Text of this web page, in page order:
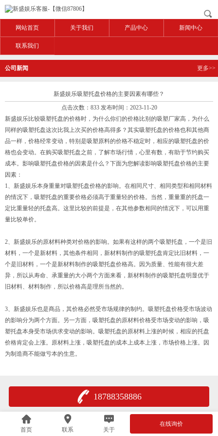
网站首页 关于我们 产品中心 新闻中心
联系我们
公司新闻 更多>>
新盛娱乐吸塑托盘价格的主要因素有哪些？
点击次数：833 发布时间：2023-11-20
新盛娱乐比较吸塑托盘的价格时，为什么你们的价格比别的吸塑厂家高，为什么
同样的吸塑托盘这次比我上次买的价格高得多？其实吸塑托盘的价格也和其他商
品一样，价格经常变动，特别是吸塑原料的价格不稳定时，相应的吸塑托盘的价
格也会变动。在购买吸塑托盘之前，了解市场行情，心里有数，有助于节约购买
成本。影响吸塑托盘价格的因素是什么？下面为您解读影响吸塑托盘价格的主要
因素：
1、新盛娱乐本身重量对吸塑托盘价格的影响。在相同尺寸、相同类型和相同材料
的情况下，吸塑托盘的重要价格必须高于重量轻的价格。当然，重量重的托盘一
定比重量轻的托盘高。这里比较的前提是，在其他参数相同的情况下，可以用重
量比较单价。
2、新盛娱乐的原材料种类对价格的影响。如果有这样的两个吸塑托盘，一个是旧
材料，一个是新材料，其他条件相同，新材料制作的吸塑托盘肯定比旧材料，一
个是旧材料，一个是新材料制作的吸塑托盘价格高。因为质量、性能有很大差
异，所以从寿命、承重量的大小两个方面来看，新材料制作的吸塑托盘明显优于
旧材料、材料制作，所以价格高是理所当然的。
3、新盛娱乐也是商品，其价格必然受市场规律的制约。吸塑托盘价格受市场波动
的影响分为两个方面。另一方面，吸塑托盘的原材料价格受市场变动的影响，吸
塑托盘本身受市场供求变动的影响。吸塑托盘的原材料上涨的时候，相应的托盘
价格肯定会上涨。原材料上涨，吸塑托盘的成本上成本上涨，市场价格上涨。因
为制造商不能做亏本的生意。
18788358886
首页 联系 关于
在线询价